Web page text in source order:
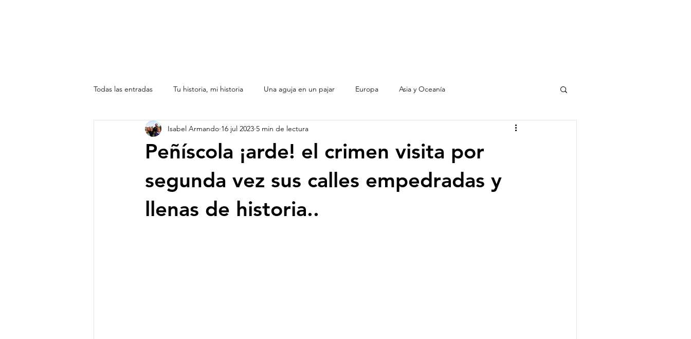
Todas las entradas Tu historia, mi historia Una aguja en un pajar Europa Asia y Oceanía
América toda , de norte a sur Argentina
Peñíscola ¡arde! el crimen visita por
segunda vez sus calles empedradas y
llenas de historia..
Isabel Armando 16 jul 2023 5 min de lectura